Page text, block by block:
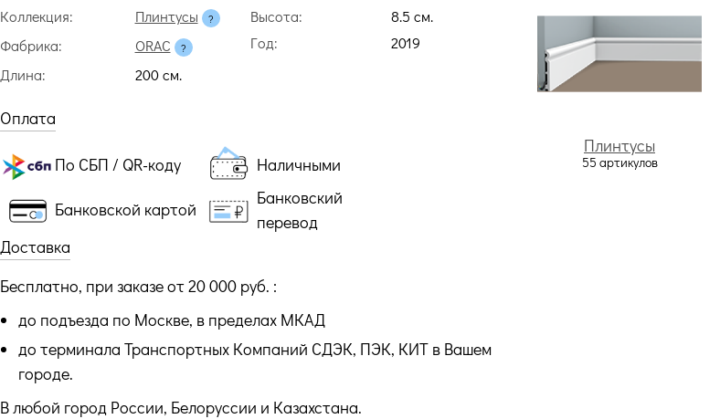
Коллекция:
Плинтусы
Фабрика:
ORAC
Длина:
200 cм.
Высота:
8.5 cм.
Год:
2019
Оплата
По СБП / QR-коду Наличными
Банковской картой
Банковский
перевод
Доставка
Бесплатно, при заказе от 20 000 руб. :
до подъезда по Москве, в пределах МКАД
до терминала Транспортных Компаний СДЭК, ПЭК, КИТ в Вашем
городе.
В любой город России, Белоруссии и Казахстана.
Плинтусы
55 артикулов